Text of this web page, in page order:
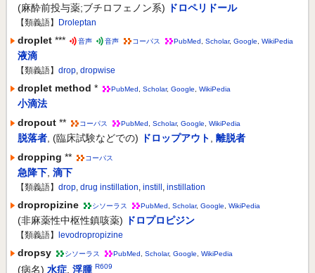
(麻酔前投与薬;ブチロフェノン系) ドロペリドール
【類義語】 Droleptan
droplet *** 音声 音声 コーパス PubMed Scholar, Google WikiPedia
液滴
【類義語】 drop dropwise
droplet method * PubMed Scholar, Google WikiPedia
小滴法
dropout ** コーパス PubMed Scholar, Google WikiPedia
脱落者 (臨床試験などでの) ドロップアウト
離脱者
dropping ** コーパス
急降下 滴下
【類義語】 drop drug instillation instill instillation
dropropizine シソーラス PubMed Scholar, Google WikiPedia
(非麻薬性中枢性鎮咳薬) ドロプロピジン
【類義語】 levodropropizine
dropsy シソーラス PubMed Scholar, Google WikiPedia
(病名) 水症 浮腫 R609